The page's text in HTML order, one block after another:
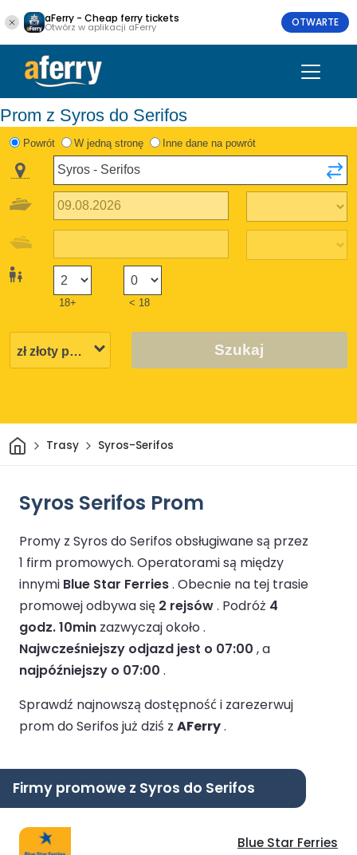
aFerry - Cheap ferry tickets
Otwórz w aplikacji aFerry OTWARTE
Prom z Syros do Serifos
Powrót W jedną stronę Inne dane na powrót
18+ < 18
Szukaj
DomTrasy Syros-Serifos
Syros Serifos Prom
Promy z Syros do Serifos obsługiwane są przez
1 firm promowych. Operatorami są między
innymi Blue Star Ferries. Obecnie na tej trasie
promowej odbywa się 2 rejsów. Podróż 4
godz. 10min zazwyczaj około .
Najwcześniejszy odjazd jest o 07:00 , a
najpóźniejszy o 07:00 .
Sprawdź najnowszą dostępność i zarezerwuj
prom do Serifos już dziś z AFerry.
Firmy promowe z Syros do Serifos
Blue Star Ferries